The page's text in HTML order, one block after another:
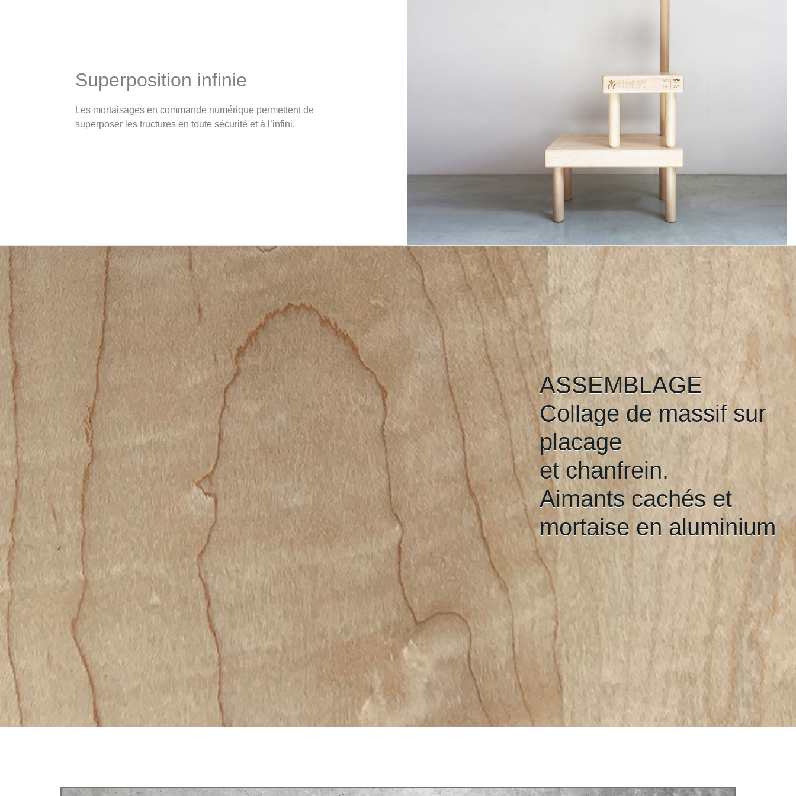
Superposition infinie
Les mortaisages en commande numérique permettent de
superposer les tructures en toute sécurité et à l’infini.
ASSEMBLAGE
Collage de massif sur
placage
et chanfrein.
Aimants cachés et
mortaise en aluminium